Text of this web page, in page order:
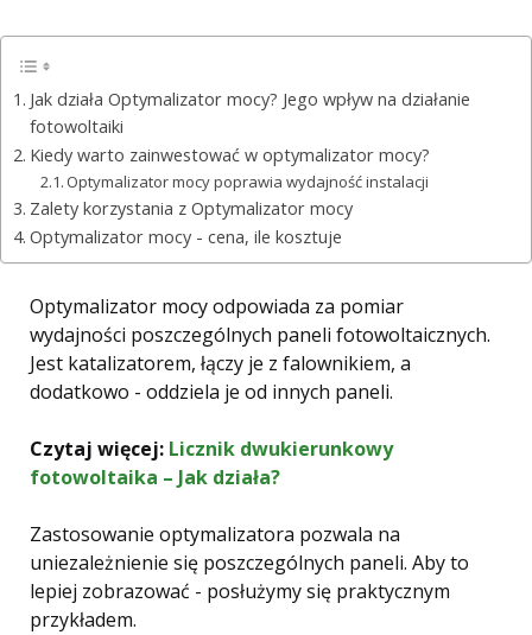
Jak działa Optymalizator mocy? Jego wpływ na działanie
fotowoltaiki
Kiedy warto zainwestować w optymalizator mocy?
Optymalizator mocy poprawia wydajność instalacji
Zalety korzystania z Optymalizator mocy
Optymalizator mocy - cena, ile kosztuje
Optymalizator mocy odpowiada za pomiar
wydajności poszczególnych paneli fotowoltaicznych.
Jest katalizatorem, łączy je z falownikiem, a
dodatkowo - oddziela je od innych paneli.
Czytaj więcej: Licznik dwukierunkowy
fotowoltaika – Jak działa?
Zastosowanie optymalizatora pozwala na
uniezależnienie się poszczególnych paneli. Aby to
lepiej zobrazować - posłużymy się praktycznym
przykładem.